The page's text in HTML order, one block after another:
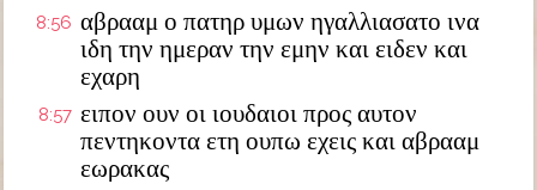
8:56 αβρααμ ο πατηρ υμων ηγαλλιασατο ινα
ιδη την ημεραν την εμην και ειδεν και
εχαρη
8:57 ειπον ουν οι ιουδαιοι προς αυτον
πεντηκοντα ετη ουπω εχεις και αβρααμ
εωρακας